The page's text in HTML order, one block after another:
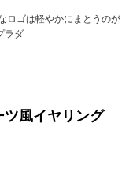
ロゴは軽やかにまとうのが
ラダ
ツ風イヤリング